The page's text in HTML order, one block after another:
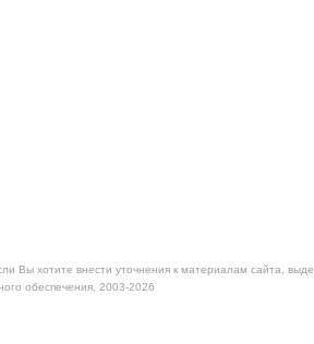
Вы хотите внести уточнения к материалам сайта,
обеспечения, 2003-2026